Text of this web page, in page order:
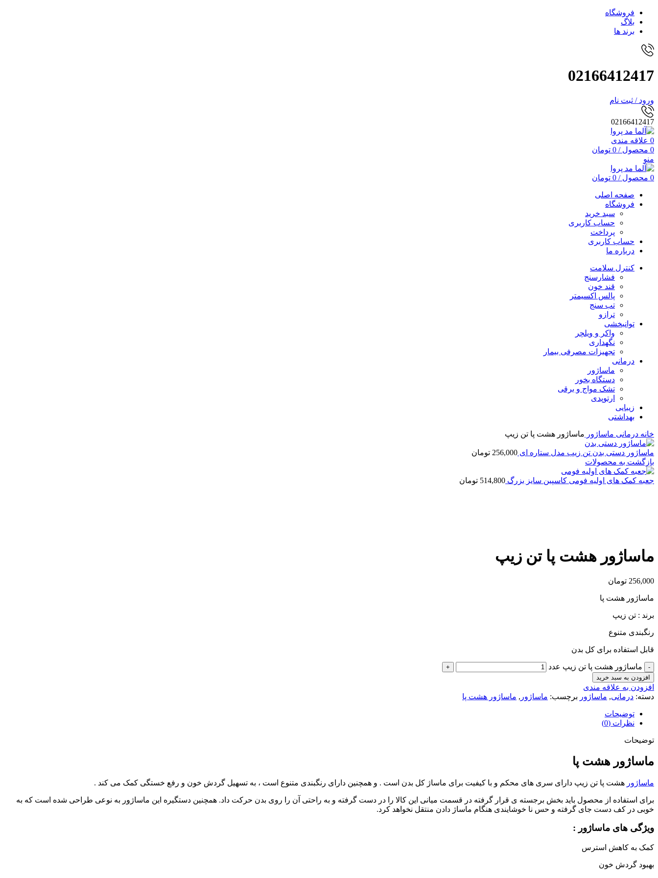
فروشگاه
بلاگ
برند ها
02166412417
ورود / ثبت نام
02166412417
0 علاقه مندی
0 محصول /
0 تومان
منو
0 محصول /
0 تومان
صفحه اصلی
فروشگاه
سبد خرید
حساب کاربری
پرداخت
حساب کاربری
درباره ما
کنترل سلامت
فشارسنج
قند خون
پالس اکسیمتر
تب سنج
ترازو
توانبخشی
واکر و ویلچر
نگهداری
تجهیزات مصرفی بیمار
درمانی
ماساژور
دستگاه بخور
تشک مواج و برقی
ارتوپدی
زیبایی
بهداشتی
خانه درمانی ماساژور ماساژور هشت پا تن زیپ
ماساژور دستی بدن تن زیب مدل ستاره ای 256,000 تومان
بازگشت به محصولات
جعبه کمک های اولیه فومی کاسپین سایز بزرگ 514,800 تومان
ماساژور هشت پا تن زیپ
256,000 تومان
ماساژور هشت پا
برند : تن زیپ
رنگبندی متنوع
قابل استفاده برای کل بدن
ماساژور هشت پا تن زیپ عدد
افزودن به سبد خرید
افزودن به علاقه مندی
دسته: درمانی, ماساژور برچسب: ماساژور , ماساژور هشت پا
توضیحات
نظرات (0)
توضیحات
ماساژور هشت پا
ماساژور هشت پا تن زیپ دارای سری های محکم و با کیفیت برای ماساژ کل بدن است . و همچنین دارای رنگبندی متنوع است ، به تسهیل گردش خون و رفع خستگی کمک می کند .
برای استفاده از محصول باید بخش برجسته‌ ی قرار گرفته در قسمت میانی این کالا را در دست گرفته و به‌ راحتی آن را روی بدن حرکت داد. همچنین دستگیره این ماساژور به نوعی طراحی شده است که به
خوبی در کف دست جای گرفته و حس نا خوشایندی هنگام ماساژ دادن منتقل نخواهد کرد.
ویژگی های ماساژور :
کمک به کاهش استرس
بهبود گردش خون